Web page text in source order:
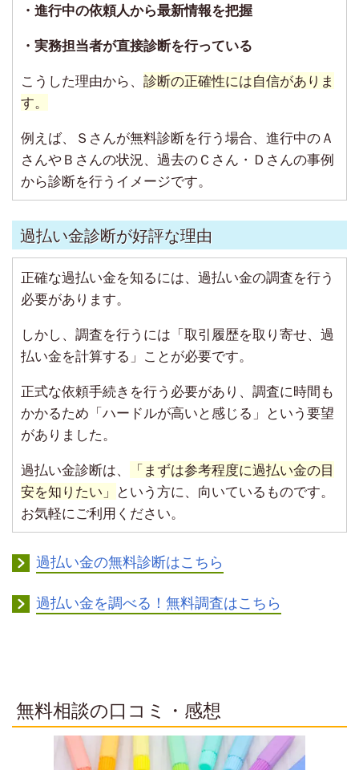
・進行中の依頼人から最新情報を把握
・実務担当者が直接診断を行っている
こうした理由から、 診断の正確性には自信がありま
す。
例えば、Ｓさんが無料診断を行う場合、進行中のＡ
さんやＢさんの状況、過去のＣさん・Ｄさんの事例
から診断を行うイメージです。
過払い金診断が好評な理由
正確な過払い金を知るには、過払い金の調査を行う
必要があります。
しかし、調査を行うには「取引履歴を取り寄せ、過
払い金を計算する」ことが必要です。
正式な依頼手続きを行う必要があり、調査に時間も
かかるため「ハードルが高いと感じる」という要望
がありました。
過払い金診断は、
「まずは参考程度に過払い金の目
安を知りたい」
という方に、向いているものです。
お気軽にご利用ください。
過払い金の無料診断はこちら
過払い金を調べる！無料調査はこちら
無料相談の口コミ・感想